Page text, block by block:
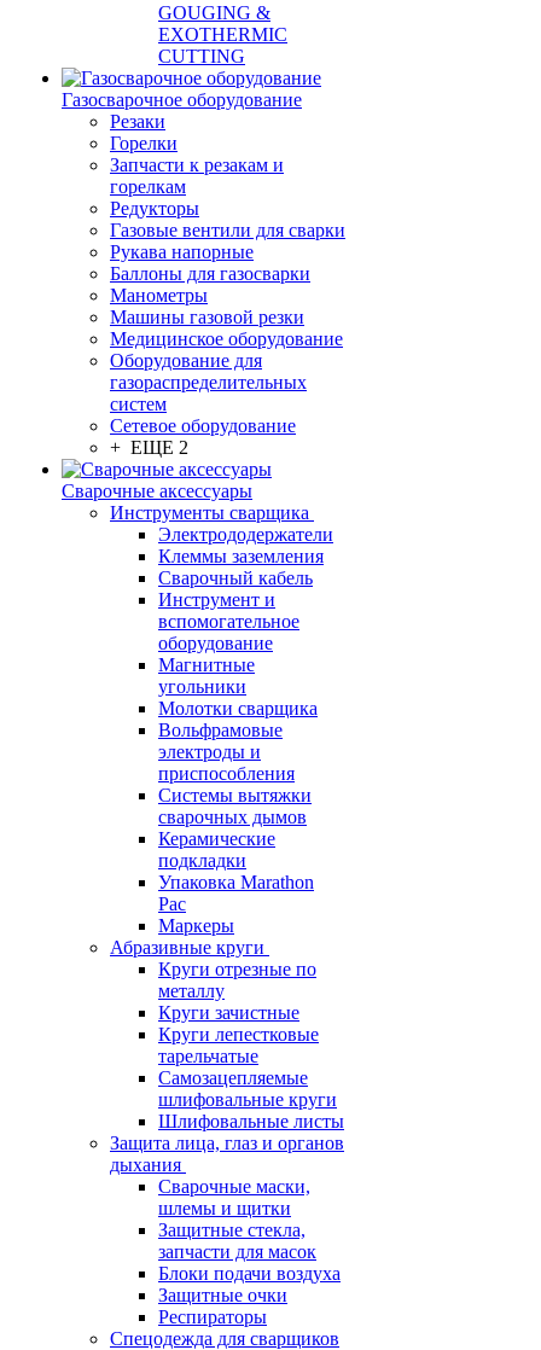
GOUGING &
EXOTHERMIC
CUTTING
Газосварочное оборудование
Резаки
Горелки
Запчасти к резакам и
горелкам
Редукторы
Газовые вентили для сварки
Рукава напорные
Баллоны для газосварки
Манометры
Машины газовой резки
Медицинское оборудование
Оборудование для
газораспределительных
систем
Сетевое оборудование
+ ЕЩЕ 2
Сварочные аксессуары
Инструменты сварщика
Электрододержатели
Клеммы заземления
Сварочный кабель
Инструмент и
вспомогательное
оборудование
Магнитные
угольники
Молотки сварщика
Вольфрамовые
электроды и
приспособления
Системы вытяжки
сварочных дымов
Керамические
подкладки
Упаковка Marathon
Pac
Маркеры
Абразивные круги
Круги отрезные по
металлу
Круги зачистные
Круги лепестковые
тарельчатые
Самозацепляемые
шлифовальные круги
Шлифовальные листы
Защита лица, глаз и органов
дыхания
Сварочные маски,
шлемы и щитки
Защитные стекла,
запчасти для масок
Блоки подачи воздуха
Защитные очки
Респираторы
Спецодежда для сварщиков